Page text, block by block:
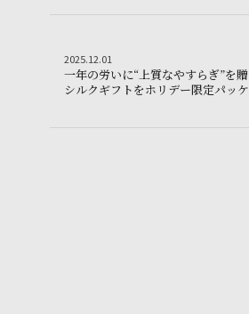
2025.12.01
一年の労いに“上質なやすらぎ”を贈
シルクギフ トをホ リ デー限定パ ッ ケ